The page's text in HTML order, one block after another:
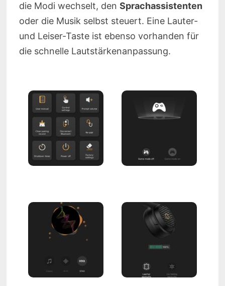
die Modi wechselt, den Sprachassistenten
oder die Musik selbst steuert. Eine Lauter-
und Leiser-Taste ist ebenso vorhanden für
die schnelle Lautstärkenanpassung.